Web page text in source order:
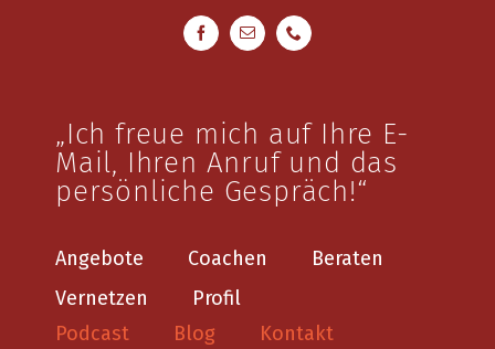
„Ich freue mich auf Ihre E-
Mail, Ihren Anruf und das
persönliche Gespräch!“
Angebote Coachen
Beraten
Vernetzen
Profil
Podcast
Blog Kontakt